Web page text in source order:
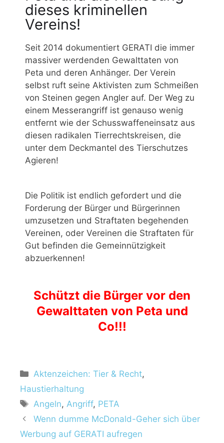
dieses kriminellen
Vereins!
Seit 2014 dokumentiert GERATI die immer
massiver werdenden Gewalttaten von
Peta und deren Anhänger. Der Verein
selbst ruft seine Aktivisten zum Schmeißen
von Steinen gegen Angler auf. Der Weg zu
einem Messerangriff ist genauso wenig
entfernt wie der Schusswaffeneinsatz aus
diesen radikalen Tierrechtskreisen, die
unter dem Deckmantel des Tierschutzes
Agieren!
Die Politik ist endlich gefordert und die
Forderung der Bürger und Bürgerinnen
umzusetzen und Straftaten begehenden
Vereinen, oder Vereinen die Straftaten für
Gut befinden die Gemeinnützigkeit
abzuerkennen!
Schützt die Bürger vor den
Gewalttaten von Peta und
Co!!!
Aktenzeichen: Tier & Recht,
Haustierhaltung
Angeln, Angriff, PETA
Wenn dumme McDonald-Geher sich über
Werbung auf GERATI aufregen